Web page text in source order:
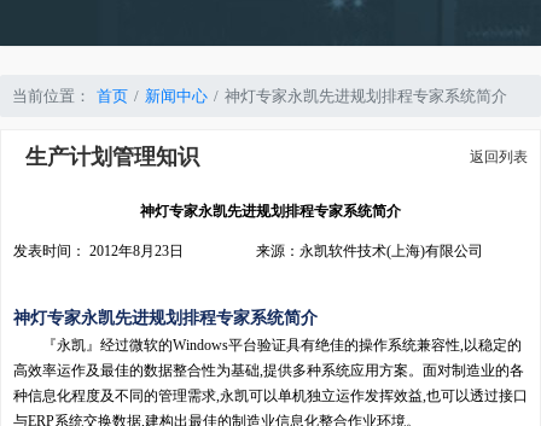
当前位置： 首页 新闻中心 神灯专家永凯先进规划排程专家系统简介
生产计划管理知识 返回列表
神灯专家永凯先进规划排程专家系统简介
发表时间： 2012年8月23日 来源：永凯软件技术(上海)有限公司
神灯专家永凯先进规划排程专家系统简介
『永凯』经过微软的Windows平台验证具有绝佳的操作系统兼容性,以稳定的
高效率运作及最佳的数据整合性为基础,提供多种系统应用方案。面对制造业的各
种信息化程度及不同的管理需求,永凯可以单机独立运作发挥效益,也可以透过接口
与ERP系统交换数据,建构出最佳的制造业信息化整合作业环境。